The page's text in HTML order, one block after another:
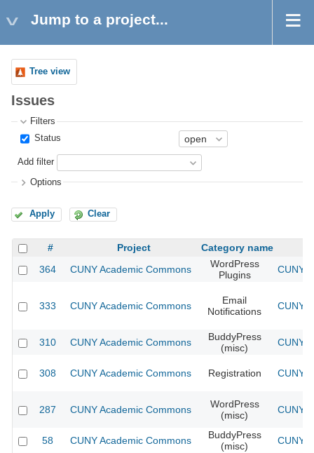
Jump to a project...
Tree view
Issues
Filters
Status
Add filter
Options
Apply Clear
# Project
Category name
364
CUNY Academic Commons
WordPress
Plugins
CUNY
333 CUNY Academic Commons
Email
Notifications
CUNY
310 CUNY Academic Commons
BuddyPress
(misc)
CUNY
308 CUNY Academic Commons Registration CUNY
287 CUNY Academic Commons
WordPress
(misc)
CUNY
58 CUNY Academic Commons
BuddyPress
(misc)
CUNY